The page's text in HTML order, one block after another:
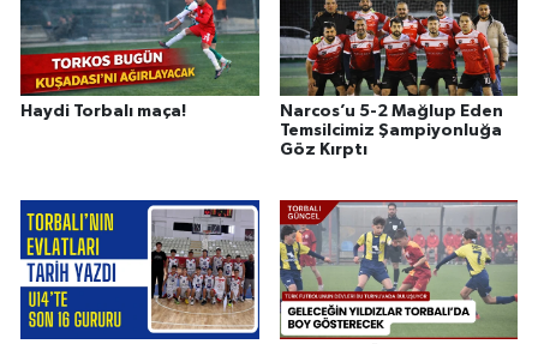
Haydi Torbalı maça!
Narcos’u 5-2 Mağlup Eden
Temsilcimiz Şampiyonluğa
Göz Kırptı